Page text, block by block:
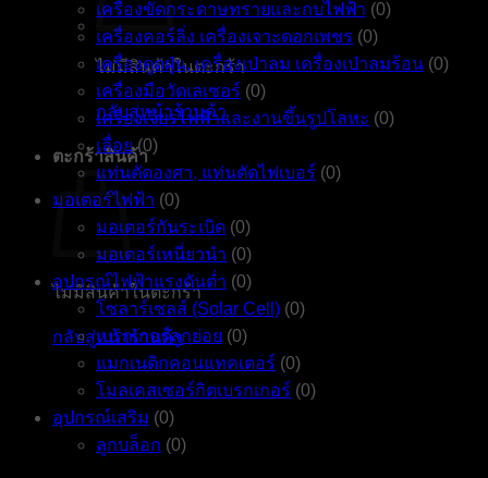
ไม่มีสินค้าในตะกร้า
กลับสู่หน้าร้านค้า
ตะกร้าสินค้า
ไม่มีสินค้าในตะกร้า
กลับสู่หน้าร้านค้า
เครื่องขัดกระดาษทรายและกบไฟฟ้า (0)
เครื่องคอร์ลิ่ง เครื่องเจาะดอกเพชร (0)
เครื่องดูดฝุ่น, เครื่องเป่าลม เครื่องเป่าลมร้อน (0)
เครื่องมือวัดเลเซอร์ (0)
เครื่องเจียรไฟฟ้าและงานขึ้นรูปโลหะ (0)
เลื่อย (0)
แท่นตัดองศา, แท่นตัดไฟเบอร์ (0)
มอเตอร์ไฟฟ้า (0)
มอเตอร์กันระเบิด (0)
มอเตอร์เหนี่ยวนำ (0)
อุปกรณ์ไฟฟ้าแรงดันต่ำ (0)
โซลาร์เซลส์ (Solar Cell) (0)
เบรกเกอร์ลูกย่อย (0)
แมกเนติกคอนแทคเตอร์ (0)
โมลเคสเซอร์กิตเบรกเกอร์ (0)
อุปกรณ์เสริม (0)
ลูกบล็อก (0)